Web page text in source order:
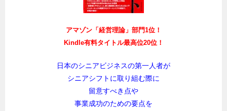
アマゾン「経営理論」部門1位！
Kindle有料タイトル最高位20位！
日本のシニアビジネスの第一人者が
シニアシフトに取り組む際に
留意すべき点や
事業成功のための要点を